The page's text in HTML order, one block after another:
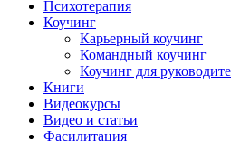
Психотерапия
Коучинг
Карьерный коучинг
Командный коучинг
Коучинг для
Книги
Видеокурсы
Видео и статьи
Фасилитация